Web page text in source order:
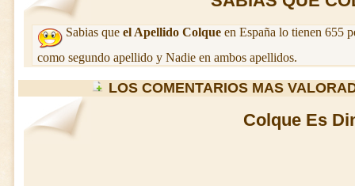
Sabias que el Apellido Colqueen España lo tienen 655
como segundo apellido y Nadie en ambos apellidos.
LOS COMENTARIOS MAS
Colque Es